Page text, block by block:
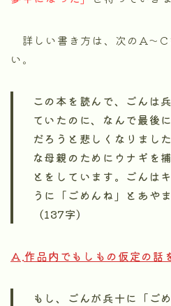
詳しい書き方は、次のA～C
い。
この本を読んで、ごんは
ていたのに、なんで最後
だろうと悲しくなりまし
な母親のためにウナギを
とをしています。ごんは
うに「ごめんね」とあや
（137字）
A.作品内でもしもの仮定の話
もし、ごんが兵十に「ご